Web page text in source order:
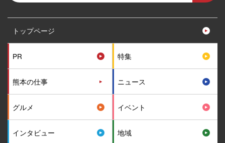
トップページ
PR 特集
熊本の仕事 ニュース
グルメ イベント
インタビュー 地域